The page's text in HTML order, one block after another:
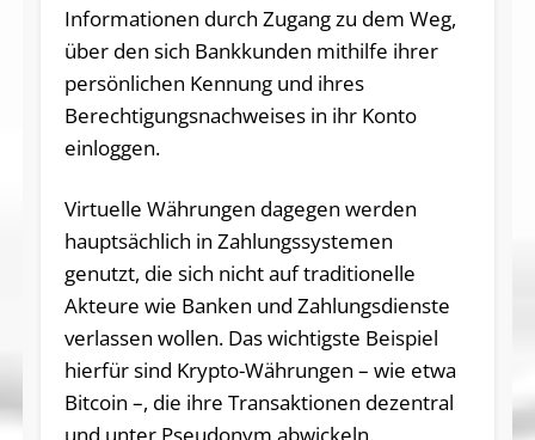
Informationen durch Zugang zu dem Weg,
über den sich Bankkunden mithilfe ihrer
persönlichen Kennung und ihres
Berechtigungsnachweises in ihr Konto
einloggen.
Virtuelle Währungen dagegen werden
hauptsächlich in Zahlungssystemen
genutzt, die sich nicht auf traditionelle
Akteure wie Banken und Zahlungsdienste
verlassen wollen. Das wichtigste Beispiel
hierfür sind Krypto-Währungen – wie etwa
Bitcoin –, die ihre Transaktionen dezentral
und unter Pseudonym abwickeln.